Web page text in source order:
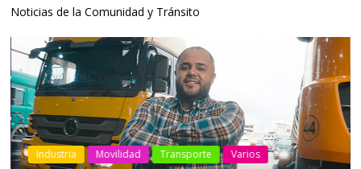
Noticias de la Comunidad y Tránsito
Industria Movilidad Transporte Varios